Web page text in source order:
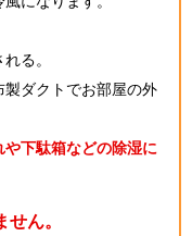
る。
ダクトでお部屋の外
下駄箱などの除湿に
ん。